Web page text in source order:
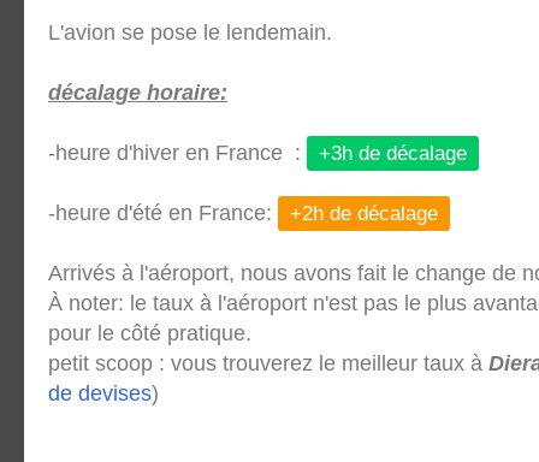
L'avion se pose le lendemain.
décalage horaire:
-heure d'hiver en France : +3h de décalage
-heure d'été en France: +2h de décalage
Arrivés à l'aéroport, nous avons fait le change de
À noter: le taux à l'aéroport n'est pas le plus
pour le côté pratique.
petit scoop : vous trouverez le meilleur taux à
de devises)